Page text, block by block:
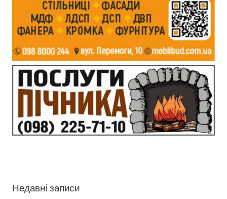
Недавні записи